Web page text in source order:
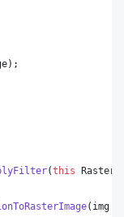
) ;
(this
( img